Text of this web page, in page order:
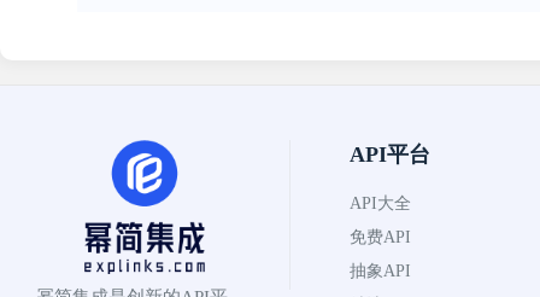
API平台
API大全
免费API
抽象API